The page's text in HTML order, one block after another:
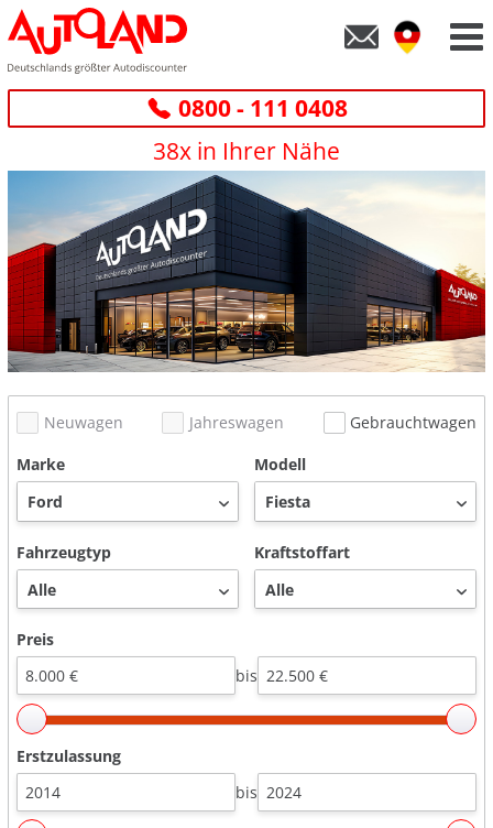
0800 - 111 0408
38x in Ihrer Nähe
Neuwagen Jahreswagen
Gebrauchtwagen
Marke
Modell
Fahrzeugtyp Kraftstoffart
Preis
bis
Erstzulassung
bis